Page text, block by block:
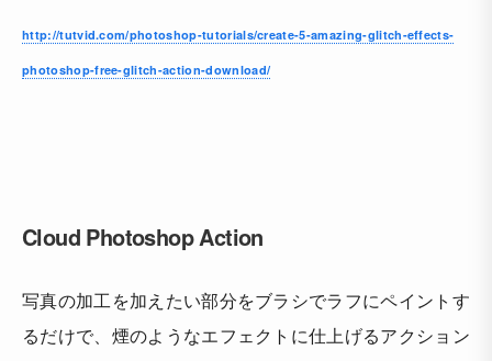
http://tutvid.com/photoshop-tutorials/create-5-amazing-glitch-effects-
photoshop-free-glitch-action-download/
Cloud Photoshop Action
写真の加工を加えたい部分をブラシでラフにペイントす
るだけで、煙のようなエフェクトに仕上げるアクション